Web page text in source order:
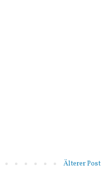
Älterer Post